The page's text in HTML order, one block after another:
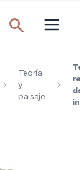
Teoría
y
paisaje